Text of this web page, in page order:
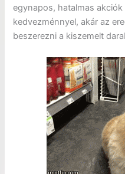
egynapos, hatalmas
kedvezménnyel, akár az
beszerezni a kiszemelt